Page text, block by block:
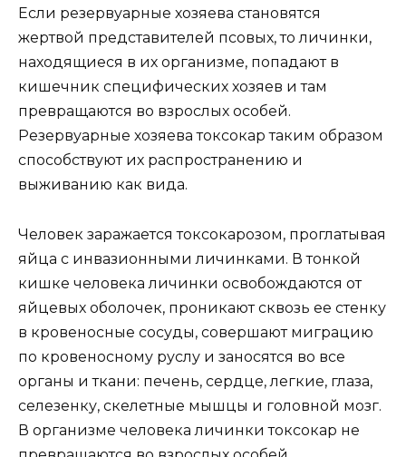
Если резервуарные хозяева становятся
жертвой представителей псовых, то личинки,
находящиеся в их организме, попадают в
кишечник специфических хозяев и там
превращаются во взрослых особей.
Резервуарные хозяева токсокар таким образом
способствуют их распространению и
выживанию как вида.
Человек заражается токсокарозом, проглатывая
яйца с инвазионными личинками. В тонкой
кишке человека личинки освобождаются от
яйцевых оболочек, проникают сквозь ее стенку
в кровеносные сосуды, совершают миграцию
по кровеносному руслу и заносятся во все
органы и ткани: печень, сердце, легкие, глаза,
селезенку, скелетные мышцы и головной мозг.
В организме человека личинки токсокар не